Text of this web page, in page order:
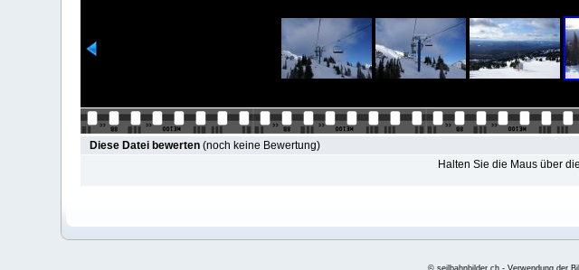
Diese Datei bewerten(noch keine Bewertung)
Halten Sie die Maus über
© seilbahnbilder.ch - Verwendung der